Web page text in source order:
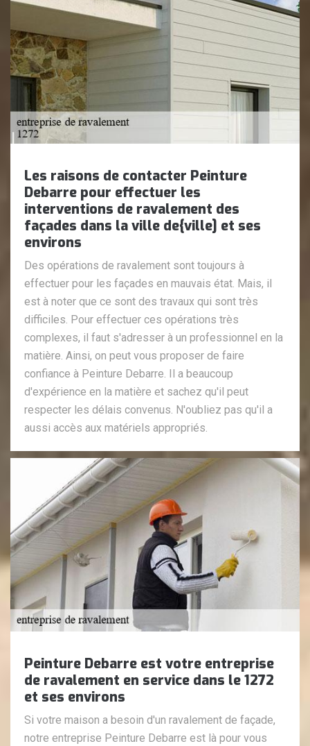
Les raisons de contacter Peinture
Debarre pour effectuer les
interventions de ravalement des
façades dans la ville de{ville] et ses
environs
Des opérations de ravalement sont toujours à
effectuer pour les façades en mauvais état. Mais, il
est à noter que ce sont des travaux qui sont très
difficiles. Pour effectuer ces opérations très
complexes, il faut s'adresser à un professionnel en la
matière. Ainsi, on peut vous proposer de faire
confiance à Peinture Debarre. Il a beaucoup
d'expérience en la matière et sachez qu'il peut
respecter les délais convenus. N'oubliez pas qu'il a
aussi accès aux matériels appropriés.
Peinture Debarre est votre entreprise
de ravalement en service dans le 1272
et ses environs
Si votre maison a besoin d'un ravalement de façade,
notre entreprise Peinture Debarre est là pour vous